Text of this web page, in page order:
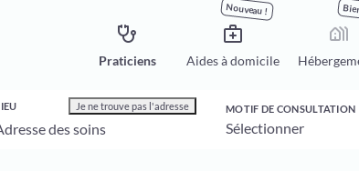
stethoscope
Praticiens
Nouveau !
medical_services
Aides à domicile
holiday_village
Je ne trouve pas l'adresse MOTIF DE CONSULTATION